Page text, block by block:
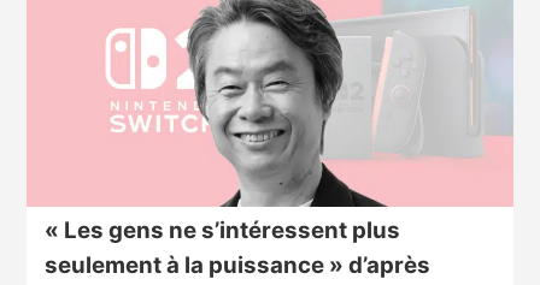
« Les gens ne s’intéressent plus
seulement à la puissance » d’après